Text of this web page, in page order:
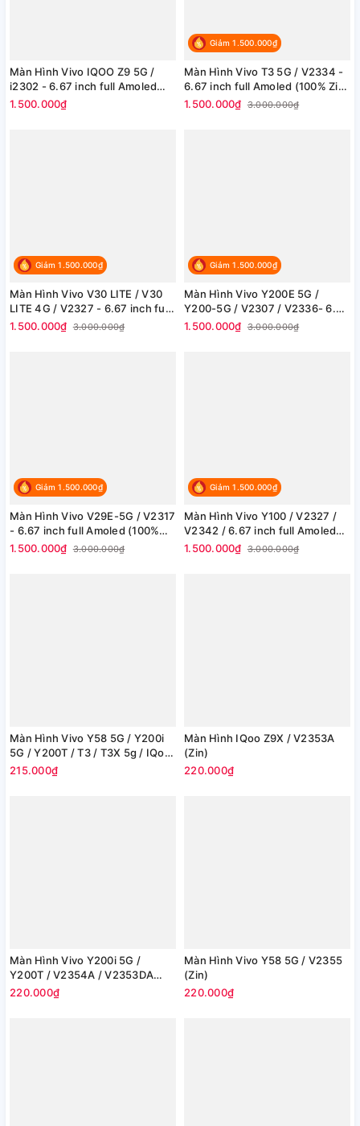
Màn Hình Vivo IQOO Z9 5G /
i2302 - 6.67 inch full Amoled
(100% Zin hãng)
1.500.000₫
Giảm 1.500.000₫
Màn Hình Vivo T3 5G / V2334 -
6.67 inch full Amoled (100% Zin
hãng)
1.500.000₫ 3.000.000₫
Giảm 1.500.000₫
Màn Hình Vivo V30 LITE / V30
LITE 4G / V2327 - 6.67 inch full
Amoled (100% Zin hãng)
1.500.000₫ 3.000.000₫
Giảm 1.500.000₫
Màn Hình Vivo Y200E 5G /
Y200-5G / V2307 / V2336- 6.67
inch full Amoled (100% Zin
1.500.000₫ 3.000.000₫
Giảm 1.500.000₫
Màn Hình Vivo V29E-5G / V2317
- 6.67 inch full Amoled (100%
Zin hãng)
1.500.000₫ 3.000.000₫
Giảm 1.500.000₫
Màn Hình Vivo Y100 / V2327 /
V2342 / 6.67 inch full Amoled
(100% Zin hãng)
1.500.000₫ 3.000.000₫
Màn Hình Vivo Y58 5G / Y200i
5G / Y200T / T3 / T3X 5g / IQoo
Z9x (Zin)
215.000₫
Màn Hình IQoo Z9X / V2353A
(Zin)
220.000₫
Màn Hình Vivo Y200i 5G /
Y200T / V2354A / V2353DA
(Zin)
220.000₫
Màn Hình Vivo Y58 5G / V2355
(Zin)
220.000₫